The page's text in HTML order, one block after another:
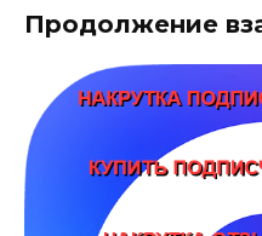
Продолжение